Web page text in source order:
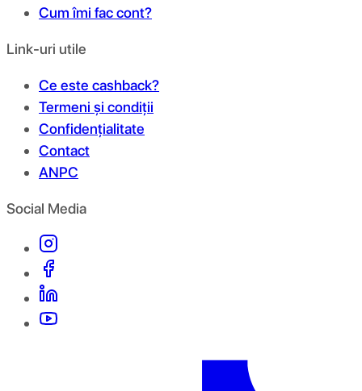
Cum îmi fac cont?
Link-uri utile
Ce este cashback?
Termeni și condiții
Confidențialitate
Contact
ANPC
Social Media